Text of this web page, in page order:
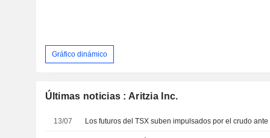
Gráfico dinámico
Últimas noticias : Aritzia Inc.
13/07